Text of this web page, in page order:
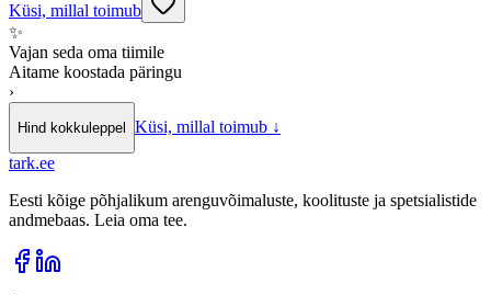
Küsi, millal toimub
✨
Vajan seda oma tiimile
Aitame koostada päringu
›
Hind kokkuleppel Küsi, millal toimub ↓
tark.ee
Eesti kõige põhjalikum arenguvõimaluste, koolituste ja spetsialistide
andmebaas. Leia oma tee.